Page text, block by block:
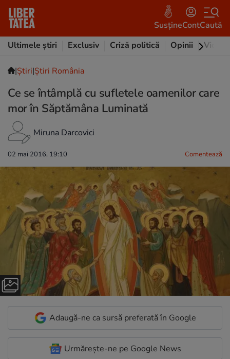
SusțineContCaută
Ultimele știri
Exclusiv Criză politică Opinii Video
|Ştiri|Știri România
Ce se întâmplă cu sufletele oamenilor care
mor în Săptămâna Luminată
Miruna Darcovici
02 mai 2016, 19:10 Comentează
Adaugă-ne ca sursă preferată în Google
Urmărește-ne pe Google News